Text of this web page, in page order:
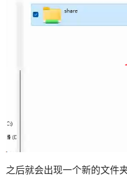
之后就会出现一个新的文件